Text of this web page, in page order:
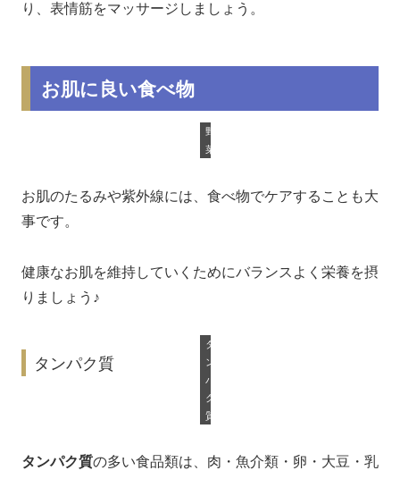
り、表情筋をマッサージしましょう。
お肌に良い食べ物
野
菜
お肌のたるみや紫外線には、食べ物でケアすることも大
事です。
健康なお肌を維持していくためにバランスよく栄養を摂
りましょう♪
タンパク質
タ
ン
パ
ク
質
タンパク質の多い食品類は、肉・魚介類・卵・大豆・乳